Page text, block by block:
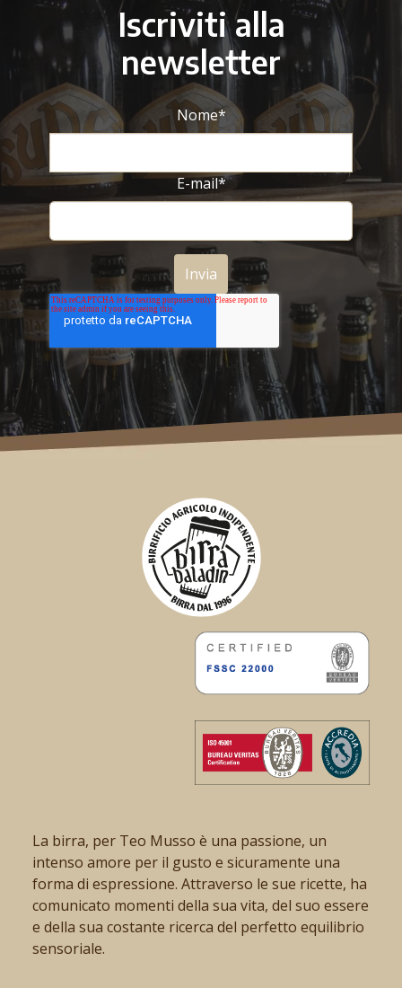
Iscriviti alla
newsletter
Nome*
E-mail*
La birra, per Teo Musso è una passione, un
intenso amore per il gusto e sicuramente una
forma di espressione. Attraverso le sue ricette, ha
comunicato momenti della sua vita, del suo essere
e della sua costante ricerca del perfetto equilibrio
sensoriale.